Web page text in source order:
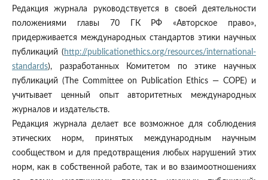
Редакция журнала руководствуется в своей деятельности
положениями главы 70 ГК РФ «Авторское право»,
придерживается международных стандартов этики научных
публикаций ( http://publicationethics.org/resources/international-
standards), разработанных Комитетом по этике научных
публикаций (The Committee on Publication Ethics — COPE) и
учитывает ценный опыт авторитетных международных
журналов и издательств.
Редакция журнала делает все возможное для соблюдения
этических норм, принятых международным научным
сообществом и для предотвращения любых нарушений этих
норм, как в собственной работе, так и во взаимоотношениях